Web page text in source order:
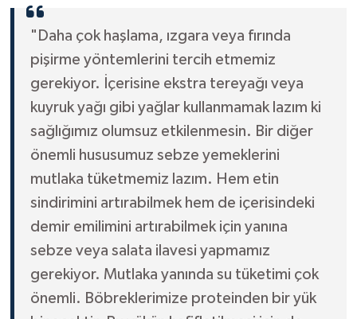
"Daha çok haşlama, ızgara veya fırında
pişirme yöntemlerini tercih etmemiz
gerekiyor. İçerisine ekstra tereyağı veya
kuyruk yağı gibi yağlar kullanmamak lazım ki
sağlığımız olumsuz etkilenmesin. Bir diğer
önemli hususumuz sebze yemeklerini
mutlaka tüketmemiz lazım. Hem etin
sindirimini artırabilmek hem de içerisindeki
demir emilimini artırabilmek için yanına
sebze veya salata ilavesi yapmamız
gerekiyor. Mutlaka yanında su tüketimi çok
önemli. Böbreklerimize proteinden bir yük